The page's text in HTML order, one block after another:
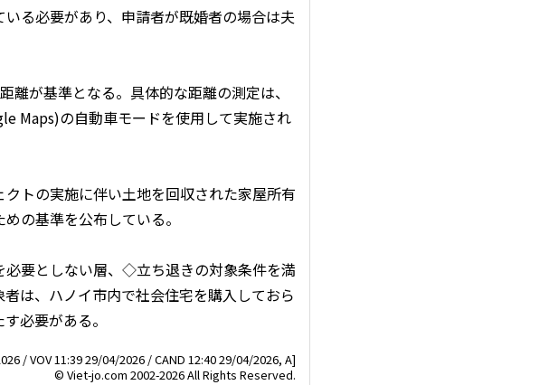
る必要があり、申請者が既婚者の場合は夫
が基準となる。具体的な距離の測定は、
Maps)の自動車モードを使用して実施され
トの実施に伴い土地を回収された家屋所有
の基準を公布している。
要としない層、◇立ち退きの対象条件を満
は、ハノイ市内で社会住宅を購入しておら
必要がある。
/ VOV 11:39 29/04/2026 / CAND 12:40 29/04/2026, A]
© Viet-jo.com 2002-2026 All Rights Reserved.